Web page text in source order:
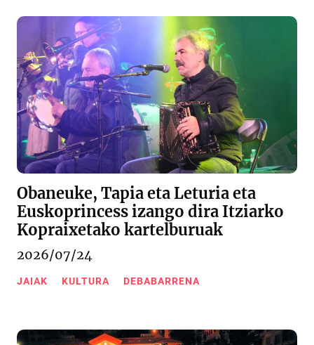
Obaneuke, Tapia eta Leturia eta
Euskoprincess izango dira Itziarko
Kopraixetako kartelburuak
2026/07/24
JAIAK KULTURA DEBABARRENA